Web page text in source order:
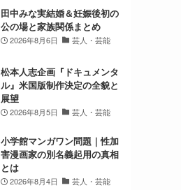
田中みな実結婚＆妊娠後初の
公の場と家族関係まとめ
2026年8月6日 芸人・芸能
松本人志企画『ドキュメンタ
ル』米国版制作決定の全貌と
展望
2026年8月5日 芸人・芸能
小学館マンガワン問題｜性加
害漫画家の別名義起用の真相
とは
2026年8月4日 芸人・芸能